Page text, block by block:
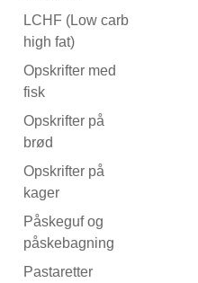
LCHF (Low carb
high fat)
Opskrifter med
fisk
Opskrifter på
brød
Opskrifter på
kager
Påskeguf og
påskebagning
Pastaretter